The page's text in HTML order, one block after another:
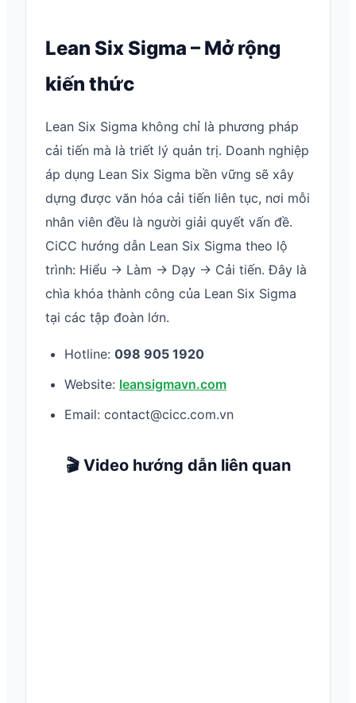
Lean Six Sigma – Mở rộng
kiến thức
Lean Six Sigma không chỉ là phương pháp
cải tiến mà là triết lý quản trị. Doanh nghiệp
áp dụng Lean Six Sigma bền vững sẽ xây
dựng được văn hóa cải tiến liên tục, nơi mỗi
nhân viên đều là người giải quyết vấn đề.
CiCC hướng dẫn Lean Six Sigma theo lộ
trình: Hiểu → Làm → Dạy → Cải tiến. Đây là
chìa khóa thành công của Lean Six Sigma
tại các tập đoàn lớn.
Hotline: 098 905 1920
Website: leansigmavn.com
Email: contact@cicc.com.vn
🎬 Video hướng dẫn liên quan